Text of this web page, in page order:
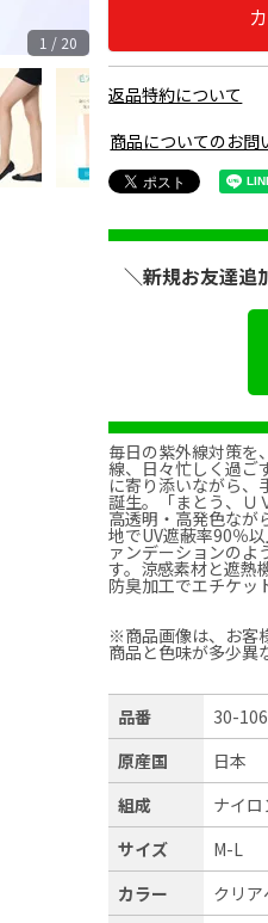
1 / 20
返品特約について
商品についてのお問
＼新規お友達追
毎日の紫外線対策を
線、日々忙しく過ご
に寄り添いながら、
誕生。「まとう、Ｕ
高透明・高発色なが
地でUV遮蔽率90％
ァンデーションのよ
す。涼感素材と遮熱
防臭加工でエチケッ
※商品画像は、お客
商品と色味が多少異
品番
30-
原産国
日本
組成
ナイ
サイズ
M-L
カラー
クリ